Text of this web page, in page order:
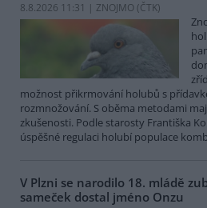
8.8.2026 11:31 | ZNOJMO (ČTK)
možnost přikrmování holubů s
rozmnožování. S oběma metodami
zkušenosti. Podle starosty Františka
úspěšné regulaci holubí populace
V Plzni se narodilo 18. mládě
sameček dostal jméno Onzu